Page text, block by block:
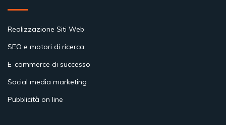
Realizzazione Siti Web
SEO e motori di ricerca
E-commerce di successo
Social media marketing
Pubblicità on line